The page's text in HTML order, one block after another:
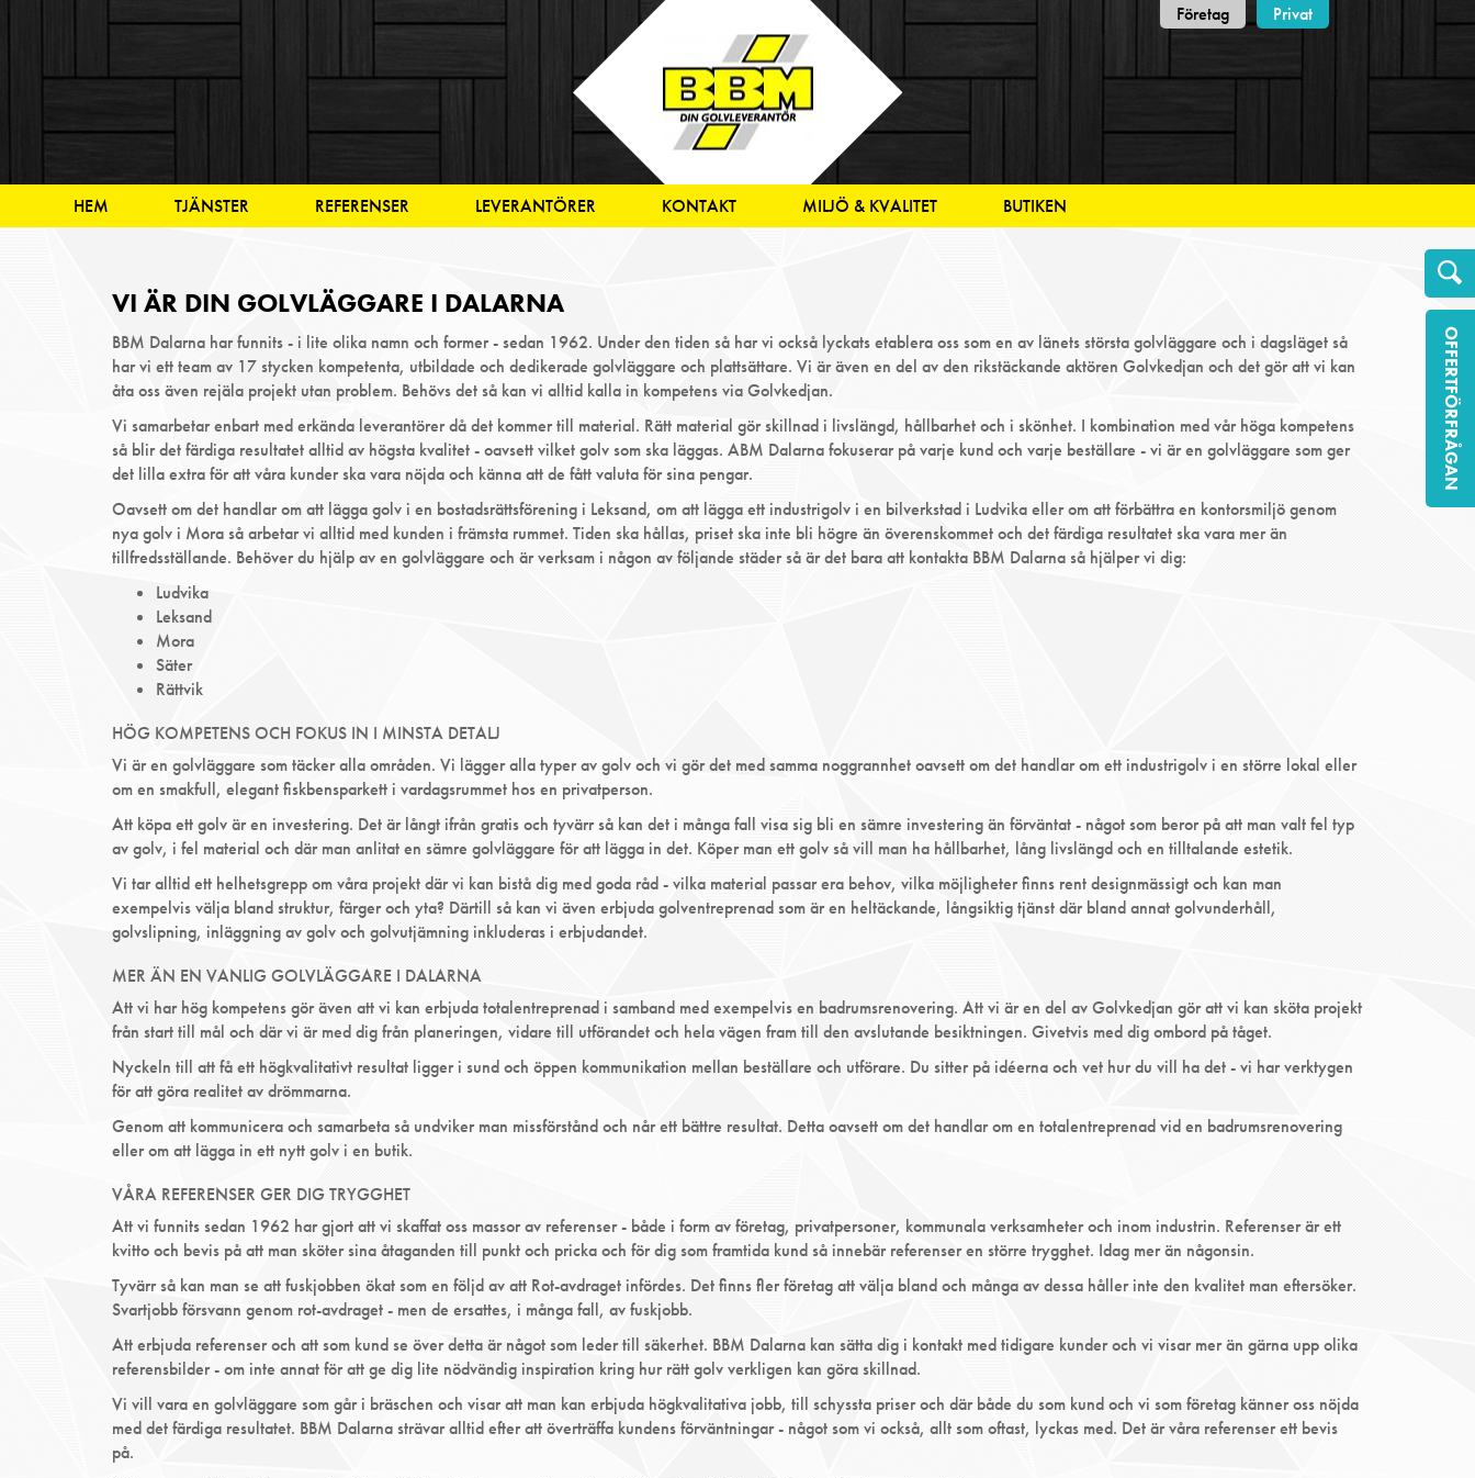
Företag Privat
HEM TJÄNSTER REFERENSER LEVERANTÖRER KONTAKT MILJÖ & KVALITET BUTIKEN
OFFERTFÖRFRÅGAN
VI ÄR DIN GOLVLÄGGARE I DALARNA
BBM Dalarna har funnits - i lite olika namn och former - sedan 1962. Under den tiden så har vi också lyckats etablera oss som en av länets största golvläggare och i dagsläget så
har vi ett team av 17 stycken kompetenta, utbildade och dedikerade golvläggare och plattsättare. Vi är även en del av den rikstäckande aktören Golvkedjan och det gör att vi kan
åta oss även rejäla projekt utan problem. Behövs det så kan vi alltid kalla in kompetens via Golvkedjan.
Vi samarbetar enbart med erkända leverantörer då det kommer till material. Rätt material gör skillnad i livslängd, hållbarhet och i skönhet. I kombination med vår höga kompetens
så blir det färdiga resultatet alltid av högsta kvalitet - oavsett vilket golv som ska läggas. ABM Dalarna fokuserar på varje kund och varje beställare - vi är en golvläggare som ger
det lilla extra för att våra kunder ska vara nöjda och känna att de fått valuta för sina pengar.
Oavsett om det handlar om att lägga golv i en bostadsrättsförening i Leksand, om att lägga ett industrigolv i en bilverkstad i Ludvika eller om att förbättra en kontorsmiljö genom
nya golv i Mora så arbetar vi alltid med kunden i främsta rummet. Tiden ska hållas, priset ska inte bli högre än överenskommet och det färdiga resultatet ska vara mer än
tillfredsställande. Behöver du hjälp av en golvläggare och är verksam i någon av följande städer så är det bara att kontakta BBM Dalarna så hjälper vi dig:
Ludvika
Leksand
Mora
Säter
Rättvik
HÖG KOMPETENS OCH FOKUS IN I MINSTA DETALJ
Vi är en golvläggare som täcker alla områden. Vi lägger alla typer av golv och vi gör det med samma noggrannhet oavsett om det handlar om ett industrigolv i en större lokal eller
om en smakfull, elegant fiskbensparkett i vardagsrummet hos en privatperson.
Att köpa ett golv är en investering. Det är långt ifrån gratis och tyvärr så kan det i många fall visa sig bli en sämre investering än förväntat - något som beror på att man valt fel typ
av golv, i fel material och där man anlitat en sämre golvläggare för att lägga in det. Köper man ett golv så vill man ha hållbarhet, lång livslängd och en tilltalande estetik.
Vi tar alltid ett helhetsgrepp om våra projekt där vi kan bistå dig med goda råd - vilka material passar era behov, vilka möjligheter finns rent designmässigt och kan man
exempelvis välja bland struktur, färger och yta? Därtill så kan vi även erbjuda golventreprenad som är en heltäckande, långsiktig tjänst där bland annat golvunderhåll,
golvslipning, inläggning av golv och golvutjämning inkluderas i erbjudandet.
MER ÄN EN VANLIG GOLVLÄGGARE I DALARNA
Att vi har hög kompetens gör även att vi kan erbjuda totalentreprenad i samband med exempelvis en badrumsrenovering. Att vi är en del av Golvkedjan gör att vi kan sköta projekt
från start till mål och där vi är med dig från planeringen, vidare till utförandet och hela vägen fram till den avslutande besiktningen. Givetvis med dig ombord på tåget.
Nyckeln till att få ett högkvalitativt resultat ligger i sund och öppen kommunikation mellan beställare och utförare. Du sitter på idéerna och vet hur du vill ha det - vi har verktygen
för att göra realitet av drömmarna.
Genom att kommunicera och samarbeta så undviker man missförstånd och når ett bättre resultat. Detta oavsett om det handlar om en totalentreprenad vid en badrumsrenovering
eller om att lägga in ett nytt golv i en butik.
VÅRA REFERENSER GER DIG TRYGGHET
Att vi funnits sedan 1962 har gjort att vi skaffat oss massor av referenser - både i form av företag, privatpersoner, kommunala verksamheter och inom industrin. Referenser är ett
kvitto och bevis på att man sköter sina åtaganden till punkt och pricka och för dig som framtida kund så innebär referenser en större trygghet. Idag mer än någonsin.
Tyvärr så kan man se att fuskjobben ökat som en följd av att Rot-avdraget infördes. Det finns fler företag att välja bland och många av dessa håller inte den kvalitet man eftersöker.
Svartjobb försvann genom rot-avdraget - men de ersattes, i många fall, av fuskjobb.
Att erbjuda referenser och att som kund se över detta är något som leder till säkerhet. BBM Dalarna kan sätta dig i kontakt med tidigare kunder och vi visar mer än gärna upp olika
referensbilder - om inte annat för att ge dig lite nödvändig inspiration kring hur rätt golv verkligen kan göra skillnad.
Vi vill vara en golvläggare som går i bräschen och visar att man kan erbjuda högkvalitativa jobb, till schyssta priser och där både du som kund och vi som företag känner oss nöjda
med det färdiga resultatet. BBM Dalarna strävar alltid efter att överträffa kundens förväntningar - något som vi också, allt som oftast, lyckas med. Det är våra referenser ett bevis
på.